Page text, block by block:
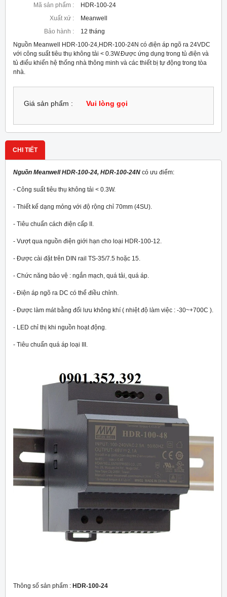
Mã sản phẩm :
HDR-100-24
Xuất xứ :
Meanwell
Bảo hành :
12 tháng
Nguồn Meanwell HDR-100-24,HDR-100-24N có điện áp ngõ ra 24VDC
với công suất tiêu thụ không tải < 0.3W.Được ứng dụng trong tủ điện và
tủ điểu khiển hệ thống nhà thông minh và các thiết bị tự động trong tòa
nhà.
Giá sản phẩm : Vui lòng gọi
CHI TIẾT
Nguồn Meanwell HDR-100-24, HDR-100-24N có ưu điểm:
- Công suất tiêu thụ không tải < 0.3W.
- Thiết kế dạng mỏng với độ rộng chỉ 70mm (4SU).
- Tiêu chuẩn cách điện cấp II.
- Vượt qua nguồn điện giới hạn cho loại HDR-100-12.
- Được cài đặt trên DIN rail TS-35/7.5 hoặc 15.
- Chức năng bảo vệ : ngắn mạch, quá tải, quá áp.
- Điện áp ngõ ra DC có thể điều chỉnh.
- Được làm mát bằng đối lưu không khí ( nhiệt độ làm việc : -30~+700C ).
- LED chỉ thị khi nguồn hoạt động.
- Tiêu chuẩn quá áp loại III.
Thông số sản phẩm : HDR-100-24